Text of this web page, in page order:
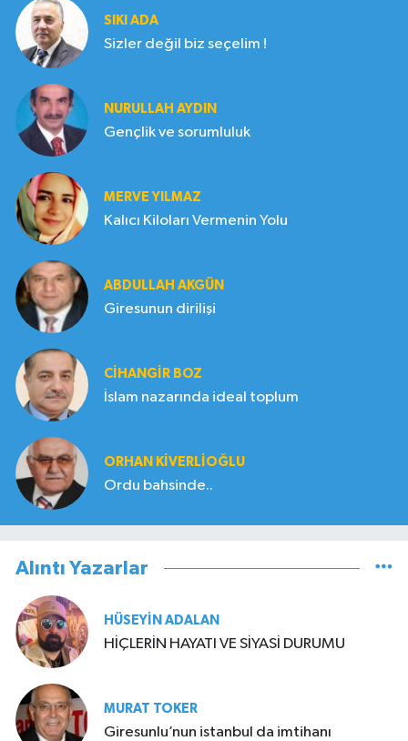
SIKI ADA
Sizler değil biz seçelim !
NURULLAH AYDIN
Gençlik ve sorumluluk
MERVE YILMAZ
Kalıcı Kiloları Vermenin Yolu
ABDULLAH AKGÜN
Giresunun dirilişi
CIHANGIR BOZ
İslam nazarında ideal toplum
ORHAN KIVERLIOĞLU
Ordu bahsinde..
Alıntı Yazarlar
HÜSEYIN ADALAN
HİÇLERİN HAYATI VE SİYASİ DURUMU
MURAT TOKER
Giresunlu’nun istanbul da imtihanı